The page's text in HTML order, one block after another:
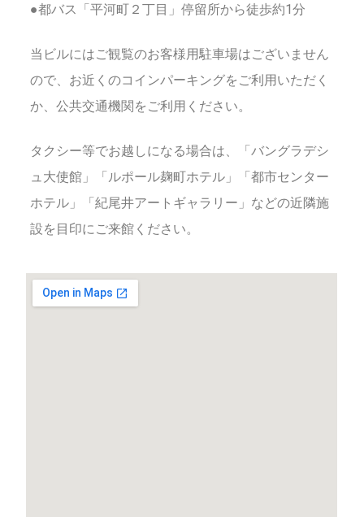
●都バス「平河町２丁目」停留所から徒歩約1分
当ビルにはご観覧のお客様用駐車場はございません
ので、お近くのコインパーキングをご利用いただく
か、公共交通機関をご利用ください。
タクシー等でお越しになる場合は、「バングラデシ
ュ大使館」「ルポール麹町ホテル」「都市センター
ホテル」「紀尾井アートギャラリー」などの近隣施
設を目印にご来館ください。